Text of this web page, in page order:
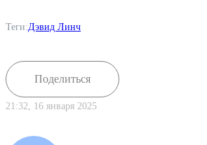
Теги:Дэвид Линч
Поделиться
21:32, 16 января 2025